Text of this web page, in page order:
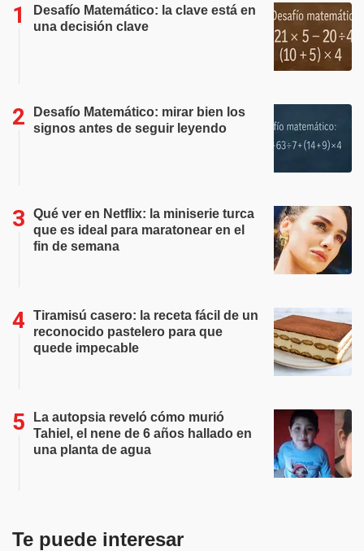
Desafío Matemático: la clave está en
una decisión clave
Desafío Matemático: mirar bien los
signos antes de seguir leyendo
Qué ver en Netflix: la miniserie turca
que es ideal para maratonear en el
fin de semana
Tiramisú casero: la receta fácil de un
reconocido pastelero para que
quede impecable
La autopsia reveló cómo murió
Tahiel, el nene de 6 años hallado en
una planta de agua
Te puede interesar